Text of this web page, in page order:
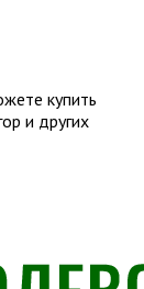
купить
и других